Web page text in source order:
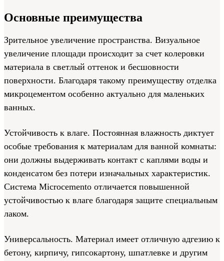
Основные преимущества
Зрительное увеличение пространства. Визуальное
увеличение площади происходит за счет колеровки
материала в светлый оттенок и бесшовности
поверхности. Благодаря такому преимуществу отделка
микроцементом особенно актуально для маленьких
ванных.
Устойчивость к влаге. Постоянная влажность диктует
особые требования к материалам для ванной комнаты:
они должны выдерживать контакт с каплями воды и
конденсатом без потери изначальных характеристик.
Система Microcemento отличается повышенной
устойчивостью к влаге благодаря защите специальным
лаком.
Универсальность. Материал имеет отличную адгезию к
бетону, кирпичу, гипсокартону, шпатлевке и другим